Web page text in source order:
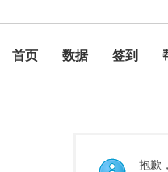
首页 数据 签到
帮助
抱歉